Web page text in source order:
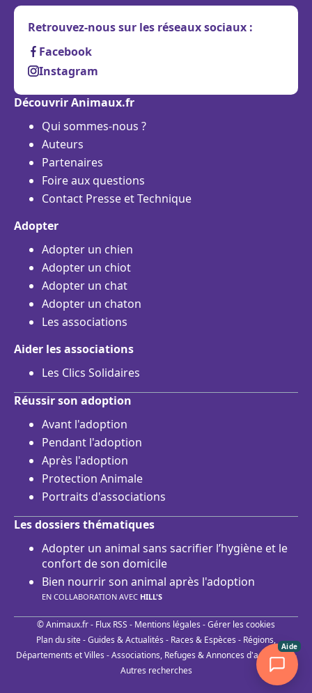
Retrouvez-nous sur les réseaux sociaux :
Facebook
Instagram
Découvrir Animaux.fr
Qui sommes-nous ?
Auteurs
Partenaires
Foire aux questions
Contact Presse et Technique
Adopter
Adopter un chien
Adopter un chiot
Adopter un chat
Adopter un chaton
Les associations
Aider les associations
Les Clics Solidaires
Réussir son adoption
Avant l'adoption
Pendant l'adoption
Après l'adoption
Protection Animale
Portraits d'associations
Les dossiers thématiques
Adopter un animal sans sacrifier l’hygiène et le
confort de son domicile
Bien nourrir son animal après l'adoption
EN COLLABORATION AVEC HILL'S
© Animaux.fr - Flux RSS - Mentions légales -Gérer les cookies
Plan du site-Guides & Actualités - Races & Espèces - Régions,
Départements et Villes -Associations, Refuges & Annonces d'adoptions-
Autres recherches
Aide